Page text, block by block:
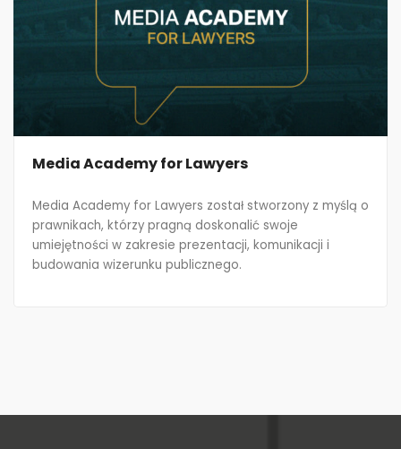
Media Academy for Lawyers
Media Academy for Lawyers został stworzony z myślą o
prawnikach, którzy pragną doskonalić swoje
umiejętności w zakresie prezentacji, komunikacji i
budowania wizerunku publicznego.